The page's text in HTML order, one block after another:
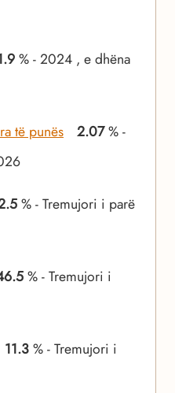
% - 2024 , e dhëna
të punës 2.07% -
% - Tremujori i parë
% - Tremujori i
11.3% - Tremujori i